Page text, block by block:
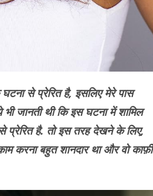
से प्रेरित है, इसलिए मेरे पास
जानती थी कि इस घटना में शामिल
प्रेरित है. तो इस तरह देखने के लिए,
करना बहुत शानदार था और वो काफ़ी